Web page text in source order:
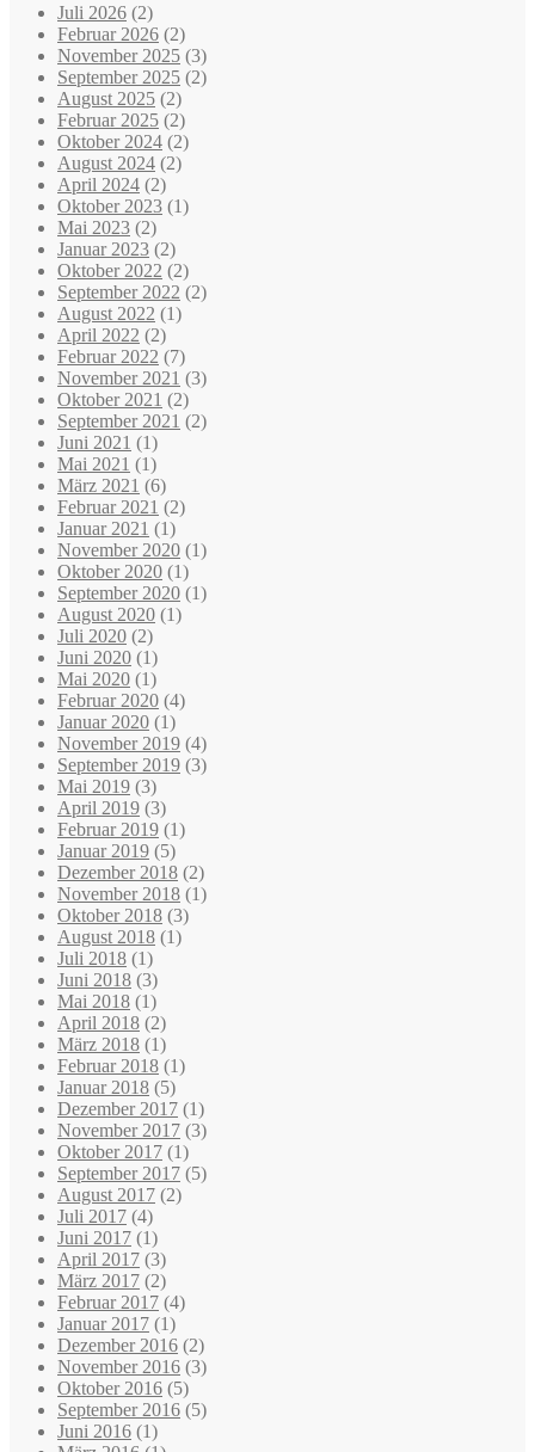
Juli 2026 (2)
Februar 2026 (2)
November 2025 (3)
September 2025 (2)
August 2025 (2)
Februar 2025 (2)
Oktober 2024 (2)
August 2024 (2)
April 2024 (2)
Oktober 2023 (1)
Mai 2023 (2)
Januar 2023 (2)
Oktober 2022 (2)
September 2022 (2)
August 2022 (1)
April 2022 (2)
Februar 2022 (7)
November 2021 (3)
Oktober 2021 (2)
September 2021 (2)
Juni 2021 (1)
Mai 2021 (1)
März 2021 (6)
Februar 2021 (2)
Januar 2021 (1)
November 2020 (1)
Oktober 2020 (1)
September 2020 (1)
August 2020 (1)
Juli 2020 (2)
Juni 2020 (1)
Mai 2020 (1)
Februar 2020 (4)
Januar 2020 (1)
November 2019 (4)
September 2019 (3)
Mai 2019 (3)
April 2019 (3)
Februar 2019 (1)
Januar 2019 (5)
Dezember 2018 (2)
November 2018 (1)
Oktober 2018 (3)
August 2018 (1)
Juli 2018 (1)
Juni 2018 (3)
Mai 2018 (1)
April 2018 (2)
März 2018 (1)
Februar 2018 (1)
Januar 2018 (5)
Dezember 2017 (1)
November 2017 (3)
Oktober 2017 (1)
September 2017 (5)
August 2017 (2)
Juli 2017 (4)
Juni 2017 (1)
April 2017 (3)
März 2017 (2)
Februar 2017 (4)
Januar 2017 (1)
Dezember 2016 (2)
November 2016 (3)
Oktober 2016 (5)
September 2016 (5)
Juni 2016 (1)